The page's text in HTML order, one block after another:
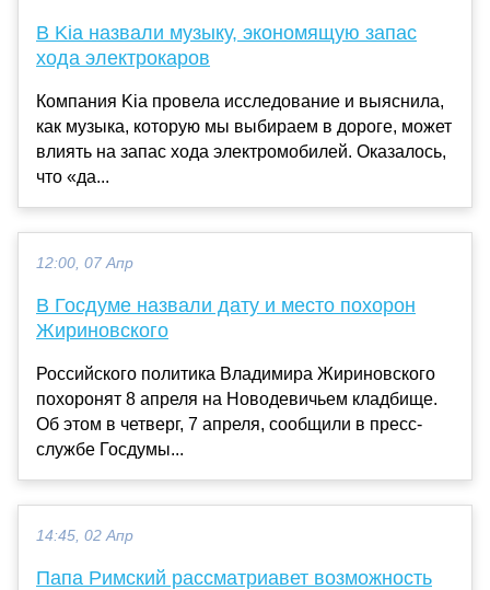
В Kia назвали музыку, экономящую запас
хода электрокаров
Компания Kia провела исследование и выяснила,
как музыка, которую мы выбираем в дороге, может
влиять на запас хода электромобилей. Оказалось,
что «да...
12:00, 07 Апр
В Госдуме назвали дату и место похорон
Жириновского
Российского политика Владимира Жириновского
похоронят 8 апреля на Новодевичьем кладбище.
Об этом в четверг, 7 апреля, сообщили в пресс-
службе Госдумы...
14:45, 02 Апр
Папа Римский рассматриавет возможность